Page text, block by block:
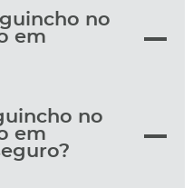
no
em
no
em